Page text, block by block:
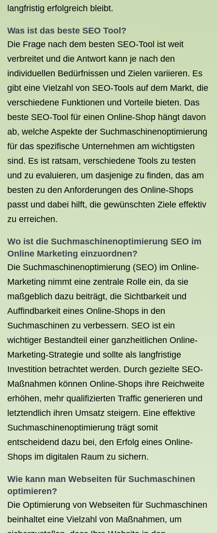
langfristig erfolgreich bleibt.
Was ist das beste SEO Tool?
Die Frage nach dem besten SEO-Tool ist weit
verbreitet und die Antwort kann je nach den
individuellen Bedürfnissen und Zielen variieren. Es
gibt eine Vielzahl von SEO-Tools auf dem Markt, die
verschiedene Funktionen und Vorteile bieten. Das
beste SEO-Tool für einen Online-Shop hängt davon
ab, welche Aspekte der Suchmaschinenoptimierung
für das spezifische Unternehmen am wichtigsten
sind. Es ist ratsam, verschiedene Tools zu testen
und zu evaluieren, um dasjenige zu finden, das am
besten zu den Anforderungen des Online-Shops
passt und dabei hilft, die gewünschten Ziele effektiv
zu erreichen.
Wo ist die Suchmaschinenoptimierung SEO im
Online Marketing einzuordnen?
Die Suchmaschinenoptimierung (SEO) im Online-
Marketing nimmt eine zentrale Rolle ein, da sie
maßgeblich dazu beiträgt, die Sichtbarkeit und
Auffindbarkeit eines Online-Shops in den
Suchmaschinen zu verbessern. SEO ist ein
wichtiger Bestandteil einer ganzheitlichen Online-
Marketing-Strategie und sollte als langfristige
Investition betrachtet werden. Durch gezielte SEO-
Maßnahmen können Online-Shops ihre Reichweite
erhöhen, mehr qualifizierten Traffic generieren und
letztendlich ihren Umsatz steigern. Eine effektive
Suchmaschinenoptimierung trägt somit
entscheidend dazu bei, den Erfolg eines Online-
Shops im digitalen Raum zu sichern.
Wie kann man Webseiten für Suchmaschinen
optimieren?
Die Optimierung von Webseiten für Suchmaschinen
beinhaltet eine Vielzahl von Maßnahmen, um